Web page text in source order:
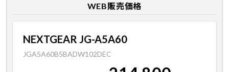
WEB販売価格
NEXTGEAR JG-A5A60
JGA5A60B5BADW102DEC